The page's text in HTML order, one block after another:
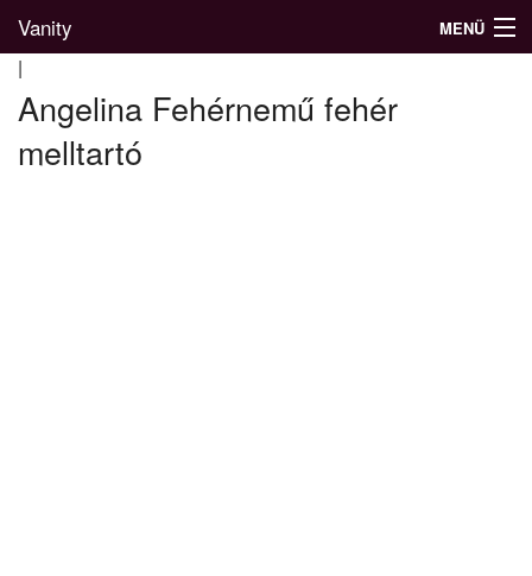
Vanity MENÜ
Divatblog
|
Angelina Fehérnemű fehér
melltartó